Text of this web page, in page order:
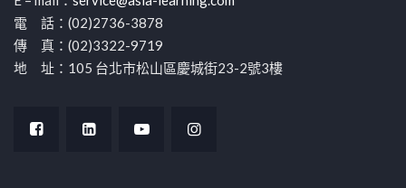
電 話：(02)2736-3878
傳 真：(02)3322-9719
地 址：105 台北市松山區慶城街23-2號3樓